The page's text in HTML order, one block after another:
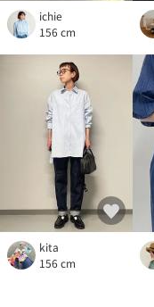
ichie
156 cm
kita
156 cm